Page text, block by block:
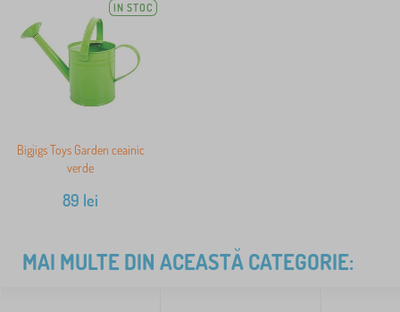
IN STOC
Bigjigs Toys Garden ceainic
verde
89 lei
MAI MULTE DIN ACEASTĂ CATEGORIE: